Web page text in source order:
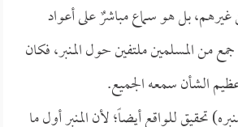
بل هو سماع مباشرٌ على أعواد
جمع من المسلمين ملتفين حول المنبر، فكان
الشأن سمعه الجميع.
تحقيق للواقع أيضاً؛ لأن المنبر أول ما